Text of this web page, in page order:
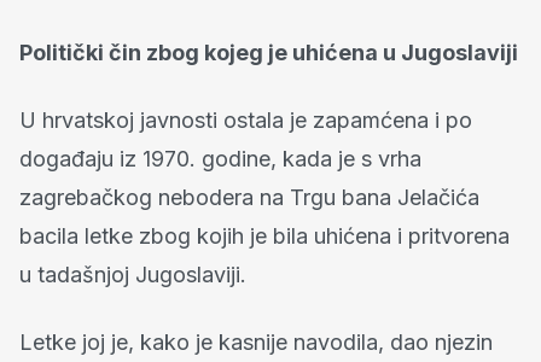
Politički čin zbog kojeg je uhićena u Jugoslaviji
U hrvatskoj javnosti ostala je zapamćena i po
događaju iz 1970. godine, kada je s vrha
zagrebačkog nebodera na Trgu bana Jelačića
bacila letke zbog kojih je bila uhićena i pritvorena
u tadašnjoj Jugoslaviji.
Letke joj je, kako je kasnije navodila, dao njezin